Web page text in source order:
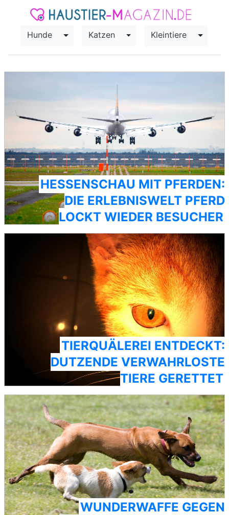
Hunde Toggle Dropdown
Katzen Toggle Dropdown
Kleintiere Toggle
HESSENSCHAU MIT PFERDEN:
DIE ERLEBNISWELT PFERD
LOCKT WIEDER BESUCHER
TIERQUÄLEREI ENTDECKT:
DUTZENDE VERWAHRLOSTE
TIERE GERETTET
WUNDERWAFFE GEGEN